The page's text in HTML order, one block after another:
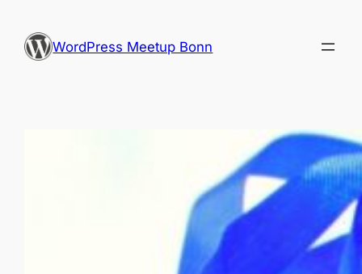
Inhalt
springen
WordPress Meetup Bonn